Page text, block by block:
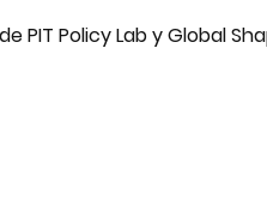
PIT Policy Lab y Global